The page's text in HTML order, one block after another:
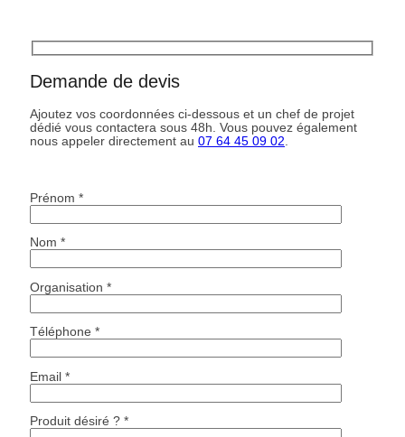
Demande de devis
Ajoutez vos coordonnées ci-dessous et un chef de projet
dédié vous contactera sous 48h. Vous pouvez également
nous appeler directement au 07 64 45 09 02.
Prénom *
Nom *
Organisation *
Téléphone *
Email *
Produit désiré ? *